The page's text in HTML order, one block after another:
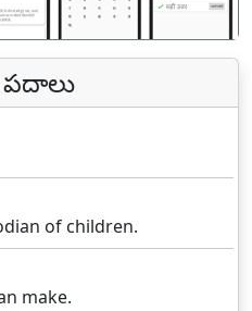
పదాలు
of children.
make.